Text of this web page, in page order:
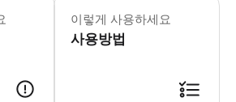
이렇게 사용하세요
사용방법